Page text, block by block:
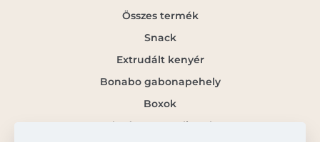
Összes termék
Snack
Extrudált kenyér
Bonabo gabonapehely
Boxok
Gluténmentes lisztek